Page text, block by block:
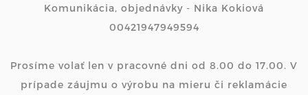
Komunikácia, objednávky - Nika Kokiová
00421947949594
Prosíme volať len v pracovné dni od 8.00 do 17.00. V
prípade záujmu o výrobu na mieru či reklamácie